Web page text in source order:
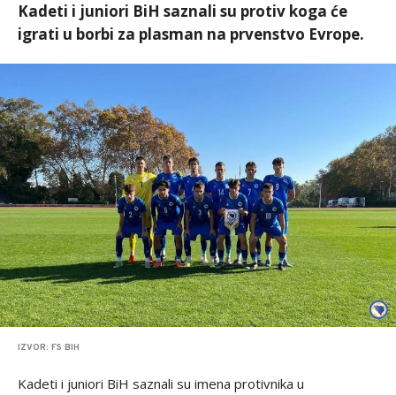
Kadeti i juniori BiH saznali su protiv koga će
igrati u borbi za plasman na prvenstvo Evrope.
IZVOR: FS BIH
Kadeti i juniori BiH saznali su imena protivnika u